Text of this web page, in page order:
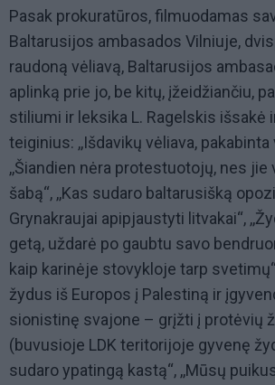
Pasak prokuratūros, filmuodamas
Baltarusijos ambasados Vilniuje,
raudoną vėliavą, Baltarusijos
aplinką prie jo, be kitų, įžeidžiančiu,
stiliumi ir leksika L. Ragelskis išsakė
teiginius: ,,Išdavikų vėliava, pakabinta
,,Šiandien nėra protestuotojų, nes jie
šabą“, ,,Kas sudaro baltarusišką
Grynakraujai apipjaustyti litvakai“,
getą, uždarė po gaubtu savo
kaip karinėje stovykloje tarp
žydus iš Europos į Palestiną ir
sionistinę svajone – grįžti į protėvių
(buvusioje LDK teritorijoje gyvenę
sudaro ypatingą kastą“, ,,Mūsų